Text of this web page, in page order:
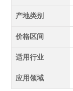
产地类别
价格区间
适用行业
应用领域